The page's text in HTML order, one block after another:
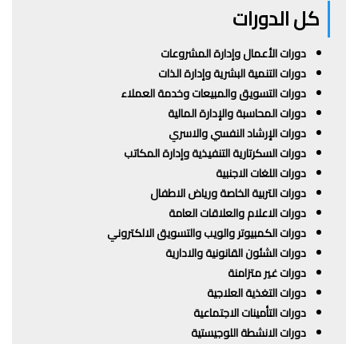
كل الدورات
دورات الأعمال وإدارة المشروعات
دورات التنمية البشرية وإدارة الذات
دورات التسويق والمبيعات وخدمة العملاء
دورات المحاسبة والإدارة المالية
دورات الإرشاد النفسي والاسري
دورات السكرتارية التنفيذية وإدارة المكاتب
دورات اللغات الاجنبية
دورات التربية الخاصة ورياض الاطفال
دورات الاعلام والعلاقات العامة
دورات الكمبيوتر والويب والتسويق الالكتروني
دورات الشئون القانونية والادارية
دورات غير متزامنة
دورات التغذية العلاجية
دورات التأمينات الاجتماعية
دورات الانشطة اللوجيستية